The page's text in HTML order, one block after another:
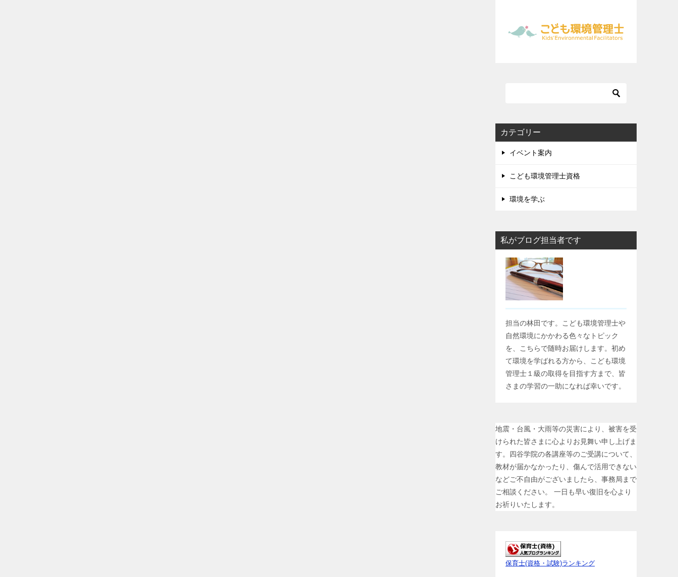
カテゴリー
イベント案内
こども環境管理士資格
環境を学ぶ
私がブログ担当者です
担当の林田です。こども環境管理士や
自然環境にかかわる色々なトピック
を、こちらで随時お届けします。初め
て環境を学ばれる方から、こども環境
管理士１級の取得を目指す方まで、皆
さまの学習の一助になれば幸いです。
地震・台風・大雨等の災害により、被害を受
けられた皆さまに心よりお見舞い申し上げま
す。四谷学院の各講座等のご受講について、
教材が届かなかったり、傷んで活用できない
などご不自由がございましたら、事務局まで
ご相談ください。 一日も早い復旧を心より
お祈りいたします。
保育士(資格・試験)ランキング